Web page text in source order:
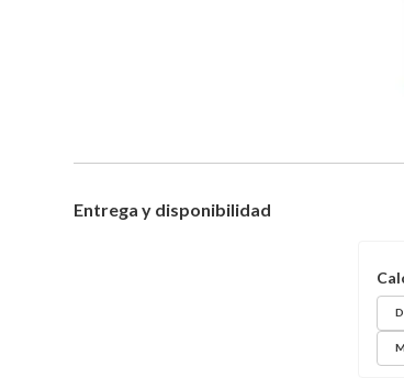
Entrega y disponibilidad